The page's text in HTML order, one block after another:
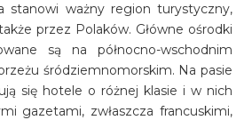
stanowi ważny region turystyczny,
przez Polaków. Główne ośrodki
są na północno-wschodnim
śródziemnomorskim. Na pasie
się hotele o różnej klasie i w nich
gazetami, zwłaszcza francuskimi,